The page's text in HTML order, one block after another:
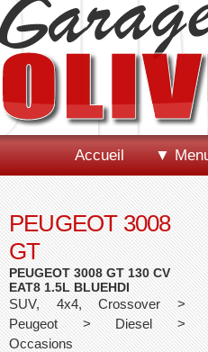
Accueil ▼
PEUGEOT 3008
GT
PEUGEOT 3008 GT 130 CV
EAT8 1.5L BLUEHDI
SUV, 4x4, Crossover >
Peugeot > Diesel >
Occasions